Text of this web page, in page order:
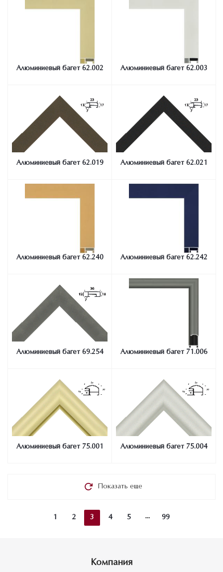
Алюминиевый багет 62.002 Алюминиевый багет 62.003
Алюминиевый багет 62.019 Алюминиевый багет 62.021
Алюминиевый багет 62.240 Алюминиевый багет 62.242
Алюминиевый багет 69.254 Алюминиевый багет 71.006
Алюминиевый багет 75.001 Алюминиевый багет 75.004
Показать еще
1 2 3 4 5 99
Компания